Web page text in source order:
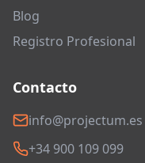
Blog
Registro Profesional
Contacto
info@projectum.es
+34 900 109 099